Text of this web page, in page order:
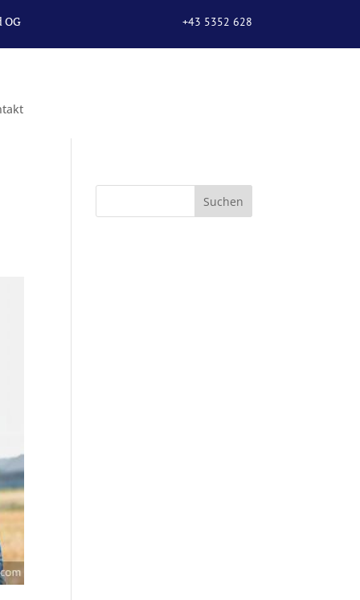
OG +43 5352 628